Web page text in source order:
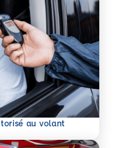
au volant